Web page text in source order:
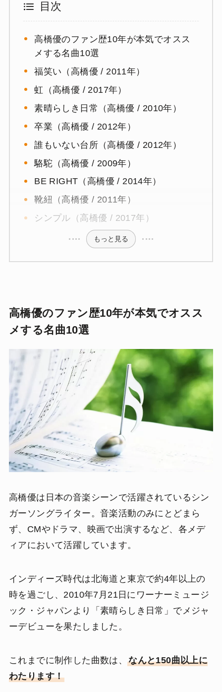
目次
高橋優のファン歴10年が本気でオスス
メする名曲10選
福笑い（高橋優 / 2011年）
虹（高橋優 / 2017年）
素晴らしき日常（高橋優 / 2010年）
卒業（高橋優 / 2012年）
誰もいない台所（高橋優 / 2012年）
駱駝（高橋優 / 2009年）
BE RIGHT（高橋優 / 2014年）
靴紐（高橋優 / 2011年）
シンプル（高橋優 / 2017年）
もっと見る
高橋優のファン歴10年が本気でオスス
メする名曲10選
高橋優は日本の音楽シーンで活躍されているシン
ガーソングライター。音楽活動のみにとどまら
ず、CMやドラマ、映画で出演するなど、各メデ
ィアにおいて活躍しています。
インディーズ時代は北海道と東京で約4年以上の
時を過ごし、2010年7月21日にワーナーミュージ
ック・ジャパンより「素晴らしき日常」でメジャ
ーデビューを果たしました。
これまでに制作した曲数は、なんと150曲以上に
わたります！